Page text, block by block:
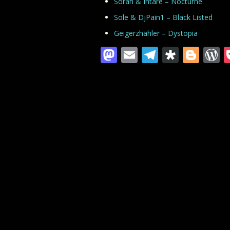
Sole & DjPain1 – Black Listed
Geigerzhähler – Dystopia
Mastodon
EmailTelegram